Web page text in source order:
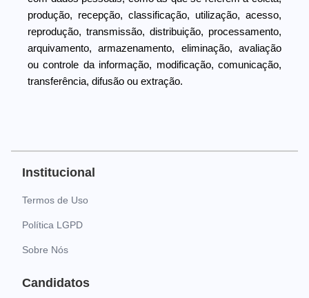
produção, recepção, classificação, utilização, acesso,
reprodução, transmissão, distribuição, processamento,
arquivamento, armazenamento, eliminação, avaliação
ou controle da informação, modificação, comunicação,
transferência, difusão ou extração.
Institucional
Termos de Uso
Política LGPD
Sobre Nós
Candidatos